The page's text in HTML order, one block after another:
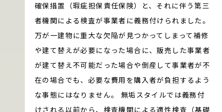
確保措置（瑕疵担保責任保険）と、それに伴う第三
者機関による検査が事業者に義務付けられました。
万が一建物に重大な欠陥が見つかってしまって補修
や建て替えが必要になった場合に、販売した事業者
が建て替え不可能だった場合や倒産して事業者が不
在の場合でも、必要な費用を購入者が負担するよう
な事態にはなりません。 無垢スタイルでは義務付
けされる以前から、検査機関による適性検査（基礎